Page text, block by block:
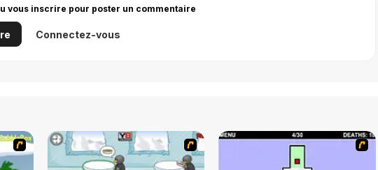
vous inscrire pour poster un commentaire
Connectez-vous